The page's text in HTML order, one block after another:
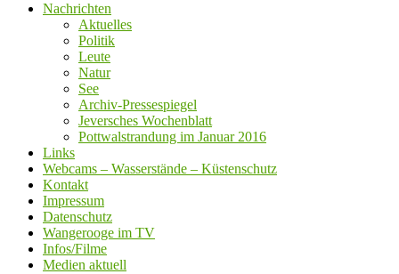
Nachrichten
Aktuelles
Politik
Leute
Natur
See
Archiv-Pressespiegel
Jeversches Wochenblatt
Pottwalstrandung im Januar 2016
Links
Webcams – Wasserstände – Küstenschutz
Kontakt
Impressum
Datenschutz
Wangerooge im TV
Infos/Filme
Medien aktuell